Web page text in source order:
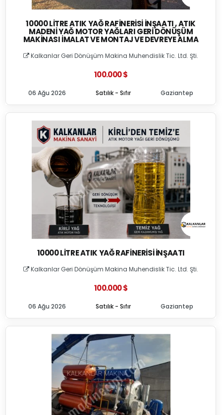
10000 LITRE ATIK YAĞ RAFINERISI İNŞAATI , ATIK
MADENI YAĞ MOTOR YAĞLARI GERI DÖNÜŞÜM
MAKINASI İMALAT VE MONTAJ VE DEVREYE ALMA
Kalkanlar Geri Dönüşüm Makina Muhendislik Tic. Ltd. Şti.
100.000 $
Satılık - Sıfır
06 Ağu 2026 Gaziantep
10000 LITRE ATIK YAĞ RAFINERISI İNŞAATI
Kalkanlar Geri Dönüşüm Makina Muhendislik Tic. Ltd. Şti.
100.000 $
Satılık - Sıfır
06 Ağu 2026 Gaziantep